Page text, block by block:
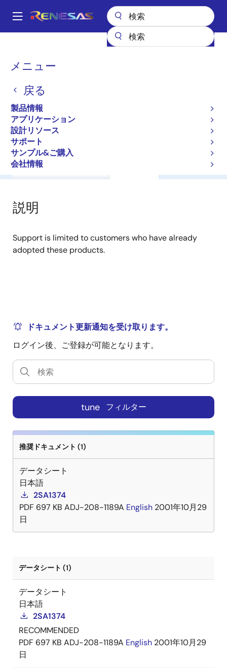
ン
Main
メニュー
戻る
製品情報
アプリケーション
設計リソース
サポート
サンプル&ご購入
会社情報
パ
く
ず
2SA1374C
2SA1374C
Small Signal Bipolar Transistors
概要
説明
Support is limited to customers who have already
adopted these products.
ドキュメント更新通知を受け取ります。
ログイン後、ご登録が可能となります。
tune フィルター
推奨ドキュメント (1)
データシート
日本語
2SA1374
PDF 697 KB ADJ-208-1189A English 2001年10月29
日
データシート (1)
データシート
日本語
2SA1374
RECOMMENDED
PDF 697 KB ADJ-208-1189A English 2001年10月29
日